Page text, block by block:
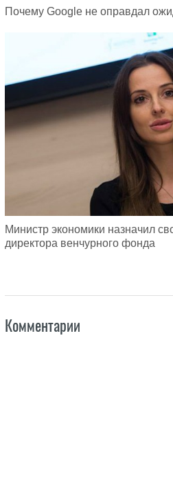
Почему Google не оправдал
Министр экономики назначил
директора венчурного фонда
Комментарии